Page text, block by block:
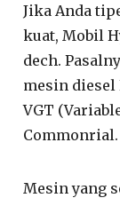
Jika Anda
kuat, Mobil
dech.
mesin diesel
VGT
Commonrial.
Mesin yang